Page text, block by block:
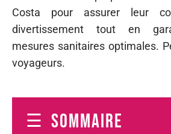
Costa pour assurer leur
divertissement tout en
mesures sanitaires optimales.
voyageurs.
SOMMAIRE